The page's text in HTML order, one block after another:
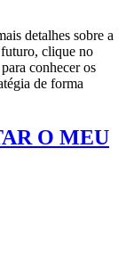
detalhes sobre a
futuro, clique no
conhecer os
de forma
O MEU